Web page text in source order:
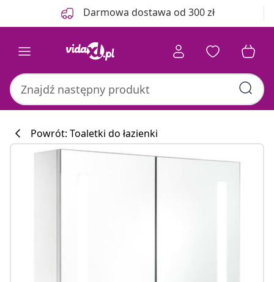
Darmowa dostawa od 300 zł
Powrót: Toaletki do łazienki